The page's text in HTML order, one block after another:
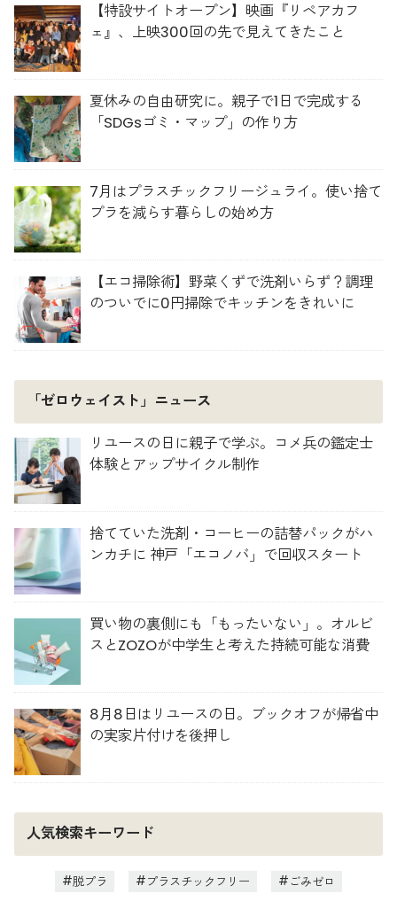
【特設サイトオープン】映画『リペアカフ
ェ』、上映300回の先で見えてきたこと
夏休みの自由研究に。親子で1日で完成する
「SDGsゴミ・マップ」の作り方
7月はプラスチックフリージュライ。使い捨て
プラを減らす暮らしの始め方
【エコ掃除術】野菜くずで洗剤いらず？調理
のついでに0円掃除でキッチンをきれいに
「ゼロウェイスト」ニュース
リユースの日に親子で学ぶ。コメ兵の鑑定士
体験とアップサイクル制作
捨てていた洗剤・コーヒーの詰替パックがハ
ンカチに 神戸「エコノバ」で回収スタート
買い物の裏側にも「もったいない」。オルビ
スとZOZOが中学生と考えた持続可能な消費
8月8日はリユースの日。ブックオフが帰省中
の実家片付けを後押し
人気検索キーワード
脱プラ プラスチックフリー ごみゼロ